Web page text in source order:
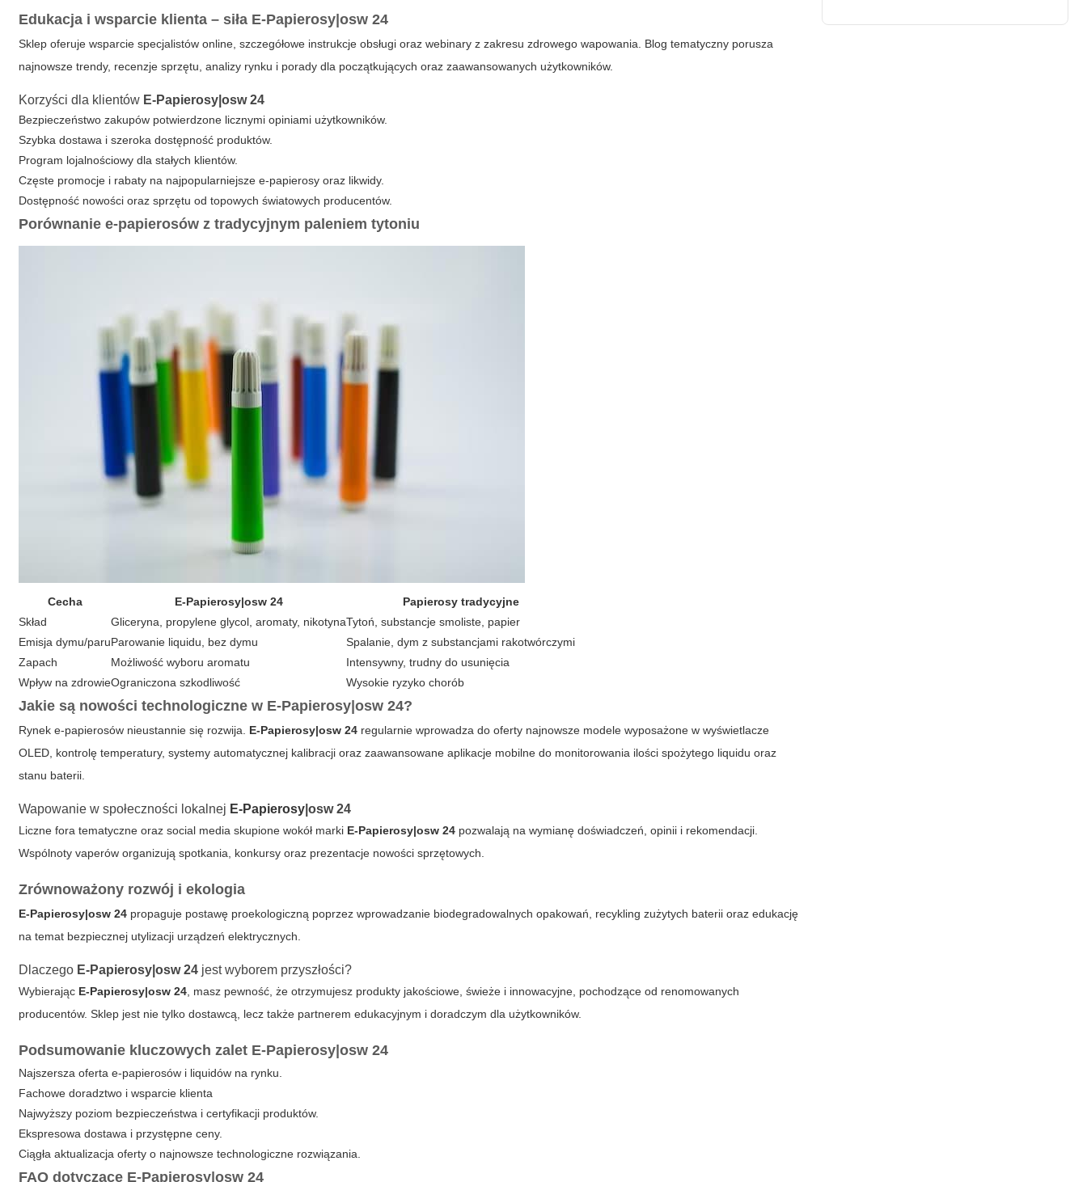
Edukacja i wsparcie klienta – siła E-Papierosy|osw 24
Sklep oferuje wsparcie specjalistów online, szczegółowe instrukcje obsługi oraz webinary z zakresu zdrowego wapowania. Blog tematyczny porusza
najnowsze trendy, recenzje sprzętu, analizy rynku i porady dla początkujących oraz zaawansowanych użytkowników.
Korzyści dla klientów E-Papierosy|osw 24
Bezpieczeństwo zakupów potwierdzone licznymi opiniami użytkowników.
Szybka dostawa i szeroka dostępność produktów.
Program lojalnościowy dla stałych klientów.
Częste promocje i rabaty na najpopularniejsze e-papierosy oraz likwidy.
Dostępność nowości oraz sprzętu od topowych światowych producentów.
Porównanie e-papierosów z tradycyjnym paleniem tytoniu
Cecha E-Papierosy|osw 24
Papierosy tradycyjne
Skład
Gliceryna, propylene glycol, aromaty, nikotynaTytoń, substancje smoliste, papier
Emisja dymu/paruParowanie liquidu, bez dymu
Spalanie, dym z substancjami rakotwórczymi
Zapach
Możliwość wyboru aromatu
Intensywny, trudny do usunięcia
Wpływ na zdrowieOgraniczona szkodliwość Wysokie ryzyko chorób
Jakie są nowości technologiczne w E-Papierosy|osw 24?
Rynek e-papierosów nieustannie się rozwija. E-Papierosy|osw 24 regularnie wprowadza do oferty najnowsze modele wyposażone w wyświetlacze
OLED, kontrolę temperatury, systemy automatycznej kalibracji oraz zaawansowane aplikacje mobilne do monitorowania ilości spożytego liquidu oraz
stanu baterii.
Wapowanie w społeczności lokalnej E-Papierosy |osw 24
Liczne fora tematyczne oraz social media skupione wokół marki E-Papierosy|osw 24 pozwalają na wymianę doświadczeń, opinii i rekomendacji.
Wspólnoty vaperów organizują spotkania, konkursy oraz prezentacje nowości sprzętowych.
Zrównoważony rozwój i ekologia
E-Papierosy|osw 24 propaguje postawę proekologiczną poprzez wprowadzanie biodegradowalnych opakowań, recykling zużytych baterii oraz edukację
na temat bezpiecznej utylizacji urządzeń elektrycznych.
Dlaczego E-Papierosy|osw 24 jest wyborem przyszłości?
Wybierając E-Papierosy|osw 24 , masz pewność, że otrzymujesz produkty jakościowe, świeże i innowacyjne, pochodzące od renomowanych
producentów. Sklep jest nie tylko dostawcą, lecz także partnerem edukacyjnym i doradczym dla użytkowników.
Podsumowanie kluczowych zalet E-Papierosy|osw 24
Najszersza oferta e-papierosów i liquidów na rynku.
Fachowe doradztwo i wsparcie klienta
Najwyższy poziom bezpieczeństwa i certyfikacji produktów.
Ekspresowa dostawa i przystępne ceny.
Ciągła aktualizacja oferty o najnowsze technologiczne rozwiązania.
FAQ dotyczące E-Papierosy|osw 24